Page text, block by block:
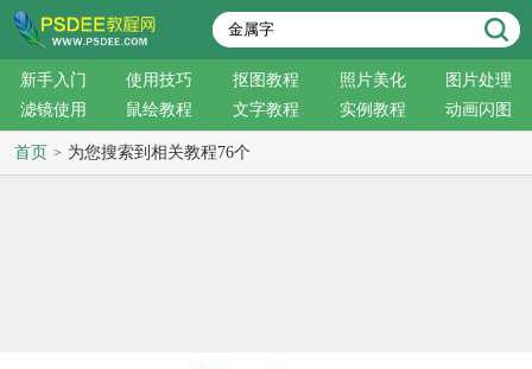
新手入门 使用技巧 抠图教程 照片美化
图片处理
滤镜使用
鼠绘教程 文字教程 实例教程 动画闪图
首页 > 为您搜索到相关教程76个